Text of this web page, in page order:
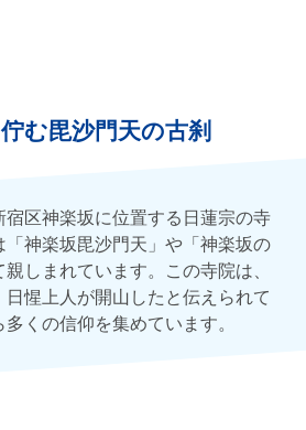
む毘沙門天の古刹
区神楽坂に位置する日蓮宗の寺
神楽坂毘沙門天」や「神楽坂の
しまれています。この寺院は、
惺上人が開山したと伝えられて
くの信仰を集めています。